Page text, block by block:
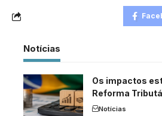
Notícias
Os impactos
Reforma
Notícias